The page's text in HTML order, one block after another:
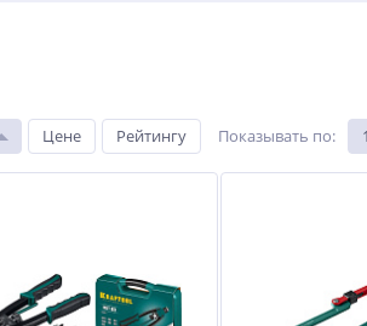
Цене Рейтингу Показывать по: